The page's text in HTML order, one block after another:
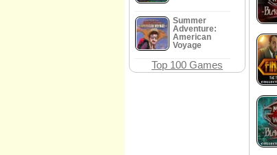
Summer
Adventure:
American
Voyage
Top 100 Games